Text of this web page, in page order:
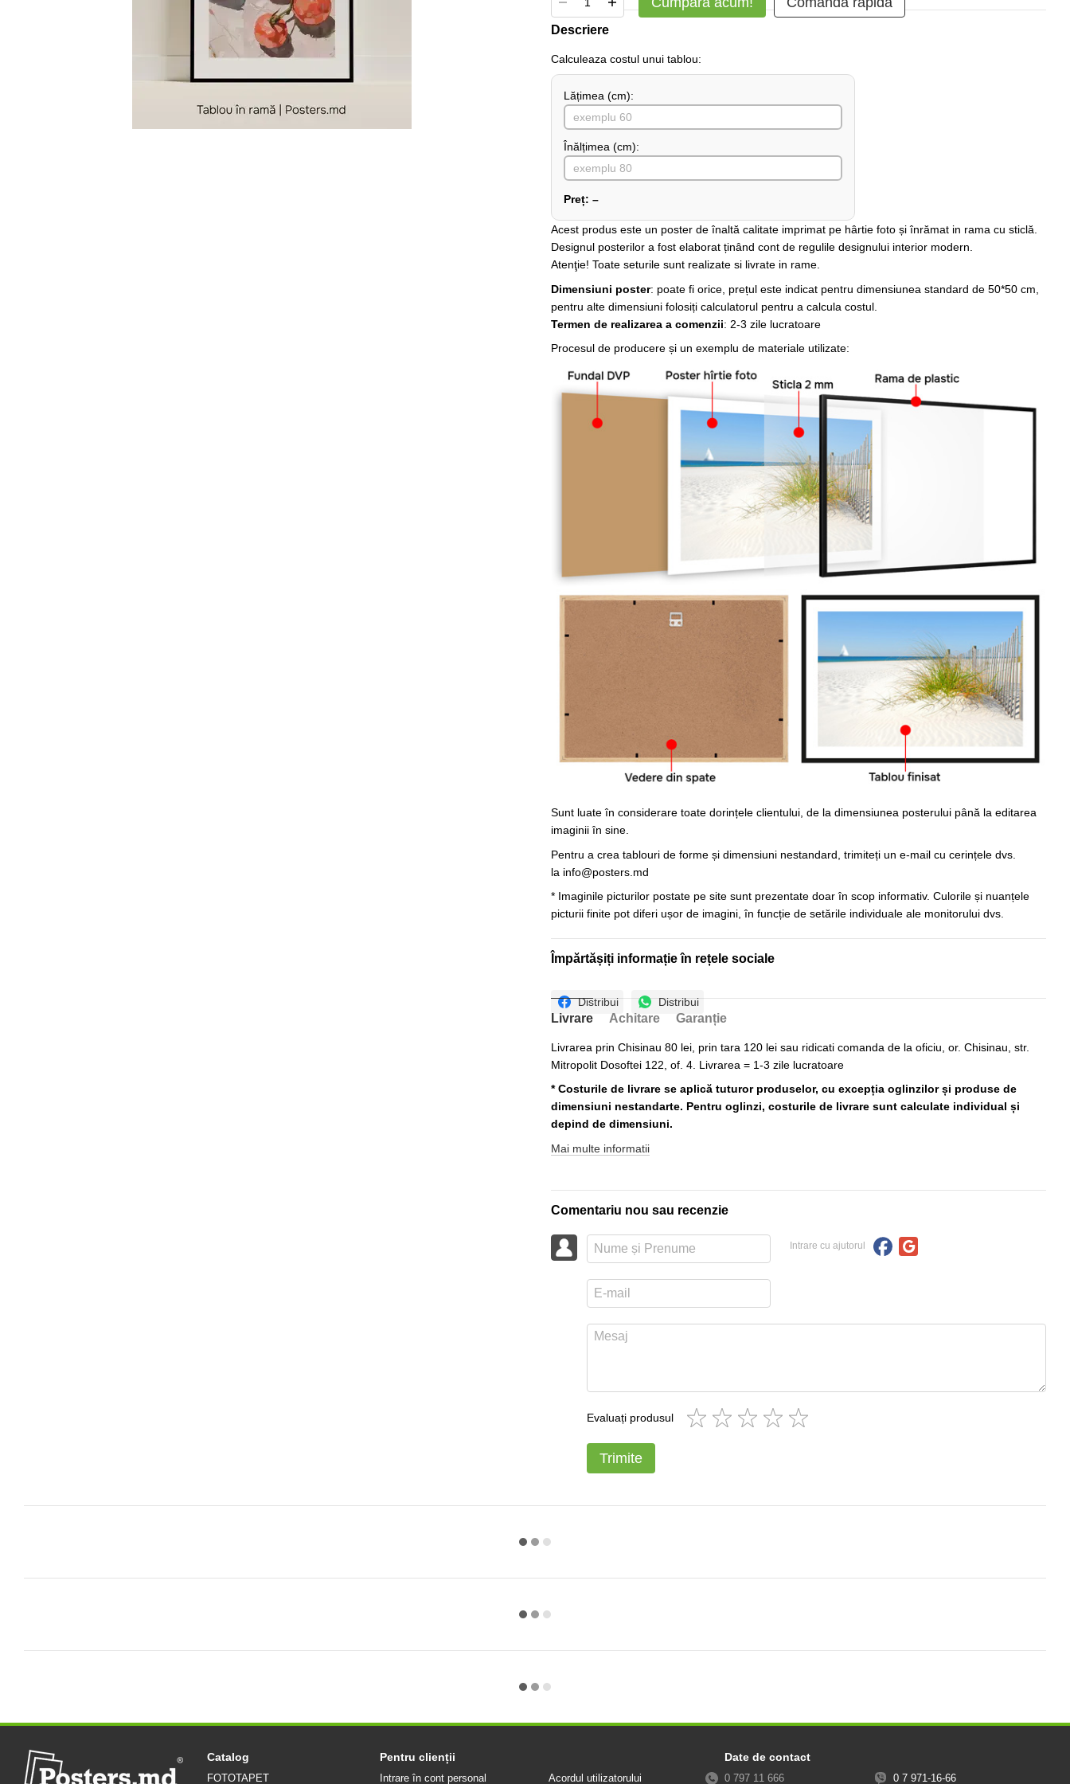
Descriere
Сalculeaza costul unui tablou:
Lățimea (сm):
Înălțimea (cm):
Preț: –
Acest produs este un poster de înaltă calitate imprimat pe hârtie foto și înrămat in rama cu sticlă.
Designul posterilor a fost elaborat ținând cont de regulile designului interior modern.
Atenţie! Toate seturile sunt realizate si livrate in rame.
Dimensiuni poster: poate fi orice, prețul este indicat pentru dimensiunea standard de 50*50 cm,
pentru alte dimensiuni folosiți calculatorul pentru a calcula costul.
Termen de realizarea a comenzii: 2-3 zile lucratoare
Procesul de producere și un exemplu de materiale utilizate:
Sunt luate în considerare toate dorințele clientului, de la dimensiunea posterului până la editarea
imaginii în sine.
Pentru a crea tablouri de forme și dimensiuni nestandard, trimiteți un e-mail cu cerințele dvs.
la info@posters.md
* Imaginile picturilor postate pe site sunt prezentate doar în scop informativ. Culorile și nuanțele
picturii finite pot diferi ușor de imagini, în funcție de setările individuale ale monitorului dvs.
Împărtășiți informație în rețele sociale
Distribui Distribui
Livrare Achitare Garanție
Livrarea prin Chisinau 80 lei, prin tara 120 lei sau ridicati comanda de la oficiu, or. Chisinau, str.
Mitropolit Dosoftei 122, of. 4. Livrarea = 1-3 zile lucratoare
* Costurile de livrare se aplică tuturor produselor, cu excepția oglinzilor și produse de
dimensiuni nestandarte. Pentru oglinzi, costurile de livrare sunt calculate individual și
depind de dimensiuni.
Mai multe informatii
Comentariu nou sau recenzie
Intrare cu ajutorul
Evaluați produsul
Trimite
Catalog
FOTOTAPET
Pentru clienții
Intrare în cont personal Acordul utilizatorului
Date de contact
0 797 11 666 0 7 971-16-66